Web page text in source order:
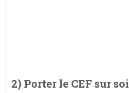
2) Porter le CEF sur soi